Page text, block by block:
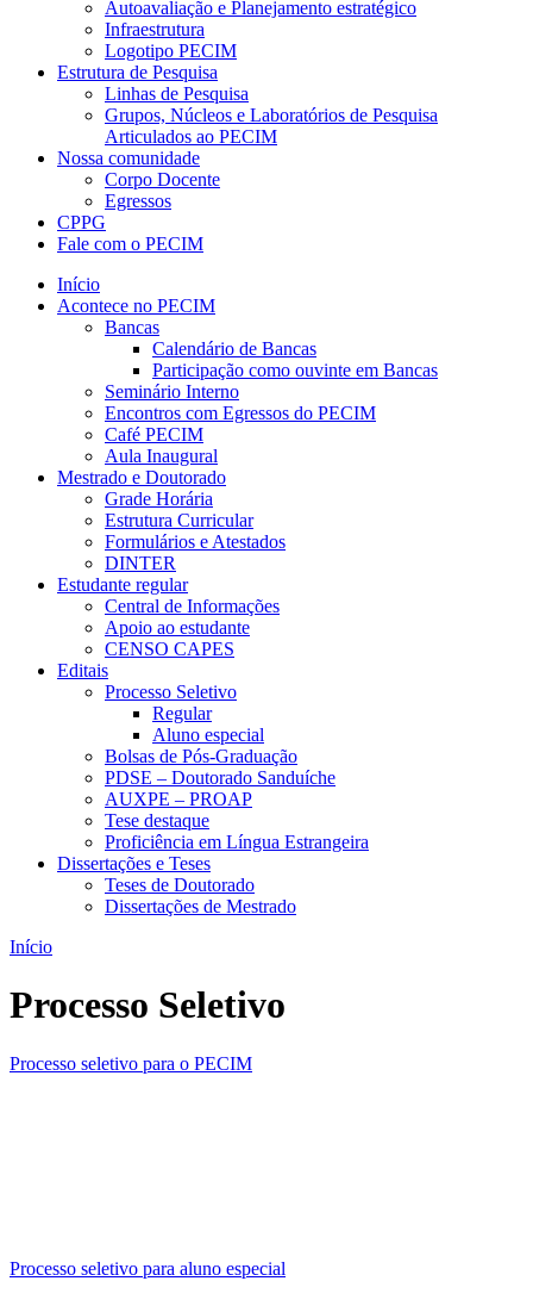
Autoavaliação e Planejamento estratégico
Infraestrutura
Logotipo PECIM
Estrutura de Pesquisa
Linhas de Pesquisa
Grupos, Núcleos e Laboratórios de Pesquisa
Articulados ao PECIM
Nossa comunidade
Corpo Docente
Egressos
CPPG
Fale com o PECIM
Início
Acontece no PECIM
Bancas
Calendário de Bancas
Participação como ouvinte em Bancas
Seminário Interno
Encontros com Egressos do PECIM
Café PECIM
Aula Inaugural
Mestrado e Doutorado
Grade Horária
Estrutura Curricular
Formulários e Atestados
DINTER
Estudante regular
Central de Informações
Apoio ao estudante
CENSO CAPES
Editais
Processo Seletivo
Regular
Aluno especial
Bolsas de Pós-Graduação
PDSE – Doutorado Sanduíche
AUXPE – PROAP
Tese destaque
Proficiência em Língua Estrangeira
Dissertações e Teses
Teses de Doutorado
Dissertações de Mestrado
Início
Processo Seletivo
Processo seletivo para o PECIM
Processo seletivo para aluno especial